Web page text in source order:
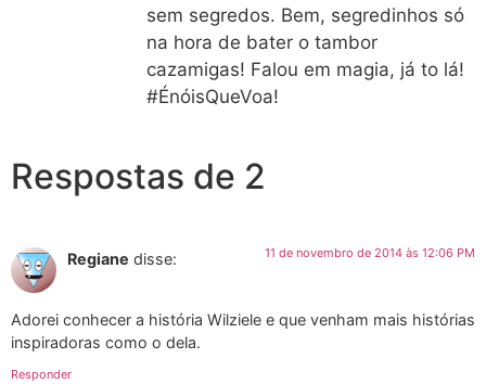
sem segredos. Bem, segredinhos só
na hora de bater o tambor
cazamigas! Falou em magia, já to lá!
#ÉnóisQueVoa!
Respostas de 2
Regiane disse: 11 de novembro de 2014 às 12:06 PM
Adorei conhecer a história Wilziele e que venham mais histórias
inspiradoras como o dela.
Responder